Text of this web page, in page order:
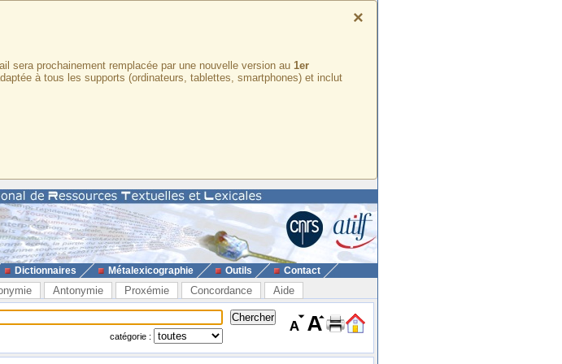
×
sera prochainement remplacée par une nouvelle version au 1er
à tous les supports (ordinateurs, tablettes, smartphones) et inclut
Dictionnaires Métalexicographie Outils Contact
Antonymie Proxémie Concordance Aide
catégorie :